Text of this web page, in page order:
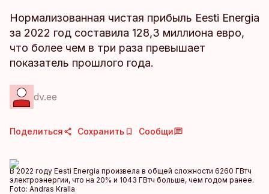
Нормализованная чистая прибыль Eesti Energia
за 2022 год составила 128,3 миллиона евро,
что более чем в три раза превышает
показатель прошлого года.
dv.ee
Поделиться Сохранить Сообщи
В 2022 году Eesti Energia произвела в общей сложности 6260 ГВтч
электроэнергии, что на 20% и 1043 ГВтч больше, чем годом ранее.
Foto: Andras Kralla